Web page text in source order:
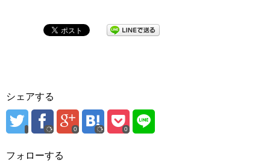
シェアする
0 0
フォローする